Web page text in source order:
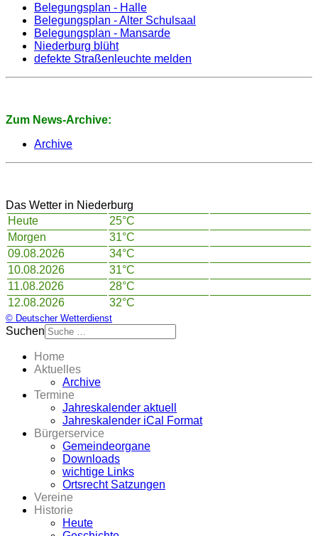
Belegungsplan - Halle
Belegungsplan - Alter Schulsaal
Belegungsplan - Mansarde
Niederburg blüht
defekte Straßenleuchte melden
Zum News-Archive:
Archive
Das Wetter in Niederburg
Heute
25°C
Morgen
31°C
09.08.2026
34°C
10.08.2026
31°C
11.08.2026
28°C
12.08.2026
32°C
© Deutscher Wetterdienst
Suchen
Home
Aktuelles
Archive
Termine
Jahreskalender aktuell
Jahreskalender iCal Format
Bürgerservice
Gemeindeorgane
Downloads
wichtige Links
Ortsrecht Satzungen
Vereine
Historie
Heute